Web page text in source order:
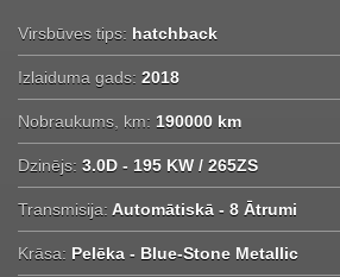
Virsbūves tips: hatchback
Izlaiduma gads: 2018
Nobraukums, km: 190000 km
Dzinējs: 3.0D - 195 KW / 265ZS
Transmisija: Automātiskā - 8 Ātrumi
Krāsa: Pelēka - Blue-Stone Metallic